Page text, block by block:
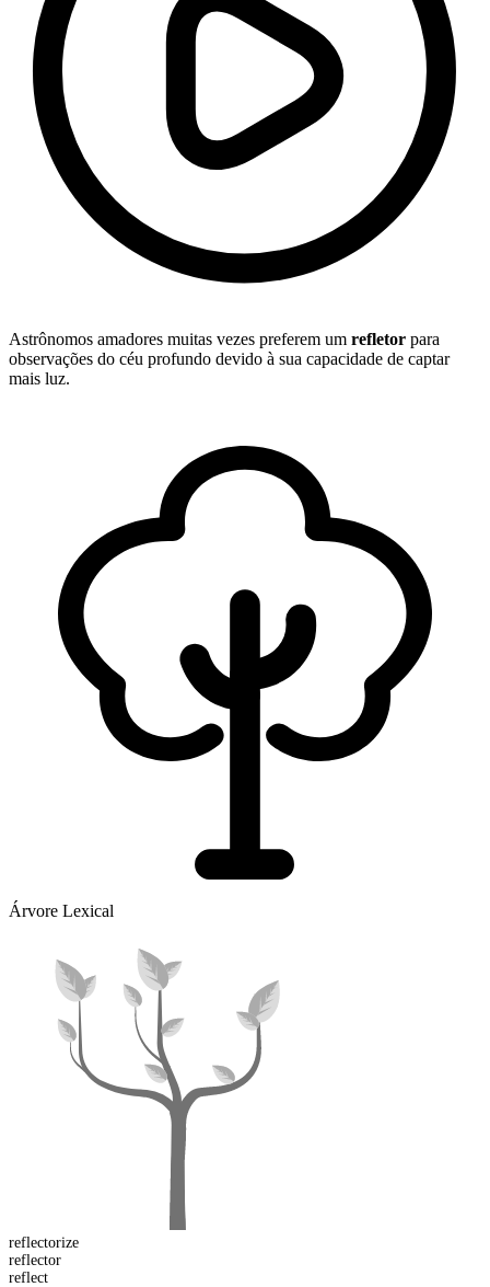
Astrônomos amadores muitas vezes preferem um refletor para
observações do céu profundo devido à sua capacidade de captar
mais luz.
Árvore Lexical
reflectorize
reflector
reflect